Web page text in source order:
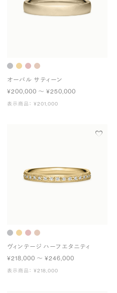
オーバル サティーン
¥200,000 〜 ¥250,000
表示商品： ¥201,000
ヴィンテージ ハーフエタニティ
¥218,000 〜 ¥246,000
表示商品： ¥218,000